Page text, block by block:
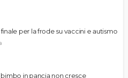
per la frode su vaccini e autismo
in pancia non cresce